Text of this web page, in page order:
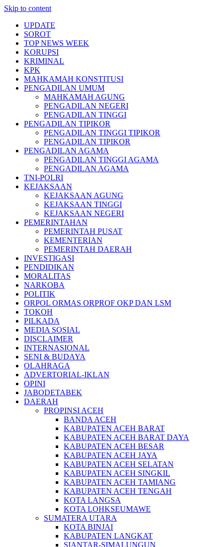
Skip to content
UPDATE
SOROT
TOP NEWS WEEK
KORUPSI
KRIMINAL
KPK
MAHKAMAH KONSTITUSI
PENGADILAN UMUM
MAHKAMAH AGUNG
PENGADILAN NEGERI
PENGADILAN TINGGI
PENGADILAN TIPIKOR
PENGADILAN TINGGI TIPIKOR
PENGADILAN TIPIKOR
PENGADILAN AGAMA
PENGADILAN TINGGI AGAMA
PENGADILAN AGAMA
TNI-POLRI
KEJAKSAAN
KEJAKSAAN AGUNG
KEJAKSAAN TINGGI
KEJAKSAAN NEGERI
PEMERINTAHAN
PEMERINTAH PUSAT
KEMENTERIAN
PEMERINTAH DAERAH
INVESTIGASI
PENDIDIKAN
MORALITAS
NARKOBA
POLITIK
ORPOL ORMAS ORPROF OKP DAN LSM
TOKOH
PILKADA
MEDIA SOSIAL
DISCLAIMER
INTERNASIONAL
SENI & BUDAYA
OLAHRAGA
ADVERTORIAL-IKLAN
OPINI
JABODETABEK
DAERAH
PROPINSI ACEH
BANDA ACEH
KABUPATEN ACEH BARAT
KABUPATEN ACEH BARAT DAYA
KABUPATEN ACEH BESAR
KABUPATEN ACEH JAYA
KABUPATEN ACEH SELATAN
KABUPATEN ACEH SINGKIL
KABUPATEN ACEH TAMIANG
KABUPATEN ACEH TENGAH
KOTA LANGSA
KOTA LOHKSEUMAWE
SUMATERA UTARA
KOTA BINJAI
KABUPATEN LANGKAT
SIANTAR-SIMALUNGUN